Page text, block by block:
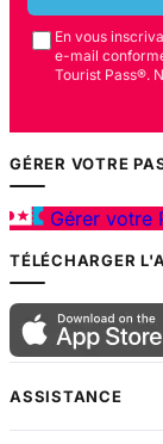
En vous
e-mail
Tourist Pass®.
GÉRER VOTRE
Gérer votre
TÉLÉCHARGER
ASSISTANCE